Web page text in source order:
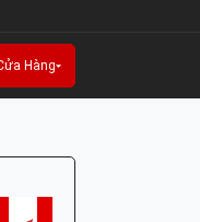
Hàng